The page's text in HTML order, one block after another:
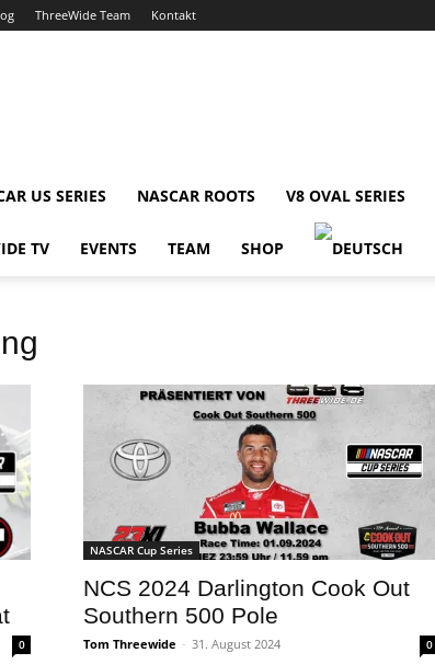
ThreeWide Team Kontakt
US SERIES NASCAR ROOTS V8 OVAL SERIES
TV EVENTS TEAM SHOP
0
NASCAR Cup Series
NCS 2024 Darlington Cook Out
Southern 500 Pole
Tom Threewide - 31. August 2024 0